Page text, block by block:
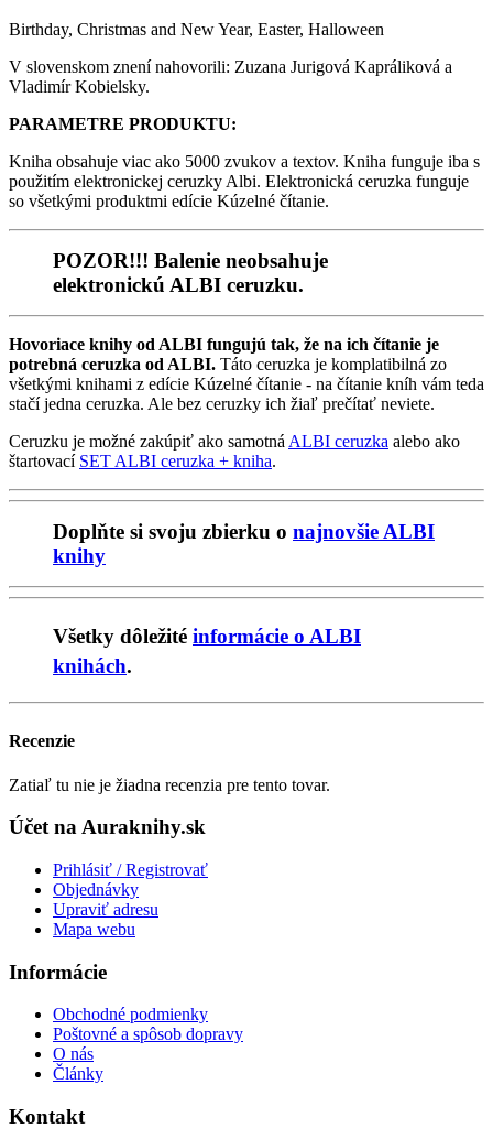
Birthday, Christmas and New Year, Easter, Halloween
V slovenskom znení nahovorili: Zuzana Jurigová Kapráliková a
Vladimír Kobielsky.
PARAMETRE PRODUKTU:
Kniha obsahuje viac ako 5000 zvukov a textov. Kniha funguje iba s
použitím elektronickej ceruzky Albi. Elektronická ceruzka funguje
so všetkými produktmi edície Kúzelné čítanie.
POZOR!!! Balenie neobsahuje
elektronickú ALBI ceruzku.
Hovoriace knihy od ALBI fungujú tak, že na ich čítanie je
potrebná ceruzka od ALBI. Táto ceruzka je komplatibilná zo
všetkými knihami z edície Kúzelné čítanie - na čítanie kníh vám teda
stačí jedna ceruzka. Ale bez ceruzky ich žiaľ prečítať neviete.
Ceruzku je možné zakúpiť ako samotná ALBI ceruzka alebo ako
štartovací SET ALBI ceruzka + kniha.
Doplňte si svoju zbierku o najnovšie ALBI
knihy
Všetky dôležité informácie o ALBI
knihách.
Recenzie
Zatiaľ tu nie je žiadna recenzia pre tento tovar.
Účet na Auraknihy.sk
Prihlásiť / Registrovať
Objednávky
Upraviť adresu
Mapa webu
Informácie
Obchodné podmienky
Poštovné a spôsob dopravy
O nás
Články
Kontakt